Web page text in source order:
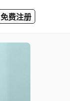
免费注册